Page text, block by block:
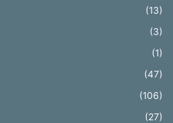
(13)
(3)
(1)
(47)
(106)
(27)